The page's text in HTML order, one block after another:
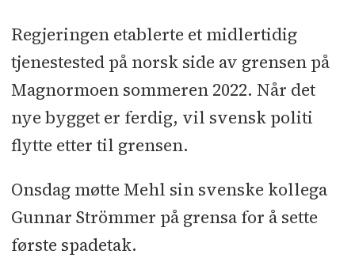
Regjeringen etablerte et midlertidig
tjenestested på norsk side av grensen på
Magnormoen sommeren 2022. Når det
nye bygget er ferdig, vil svensk politi
flytte etter til grensen.
Onsdag møtte Mehl sin svenske kollega
Gunnar Strömmer på grensa for å sette
første spadetak.